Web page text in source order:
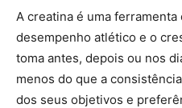
A creatina é uma
desempenho atlético e o
toma antes, depois ou nos
menos do que a
dos seus objetivos e